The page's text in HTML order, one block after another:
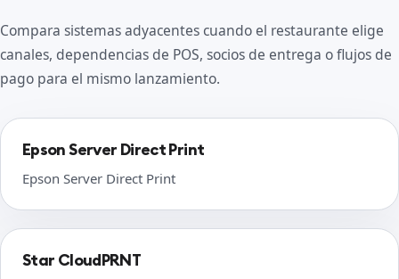
Compara sistemas adyacentes cuando el restaurante elige
canales, dependencias de POS, socios de entrega o flujos de
pago para el mismo lanzamiento.
Epson Server Direct Print
Epson Server Direct Print
Star CloudPRNT